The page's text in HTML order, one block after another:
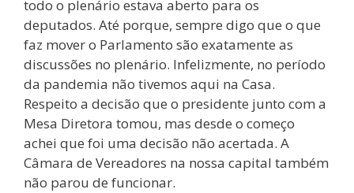
todo o plenário estava aberto para os
deputados. Até porque, sempre digo que o que
faz mover o Parlamento são exatamente as
discussões no plenário. Infelizmente, no período
da pandemia não tivemos aqui na Casa.
Respeito a decisão que o presidente junto com a
Mesa Diretora tomou, mas desde o começo
achei que foi uma decisão não acertada. A
Câmara de Vereadores na nossa capital também
não parou de funcionar.